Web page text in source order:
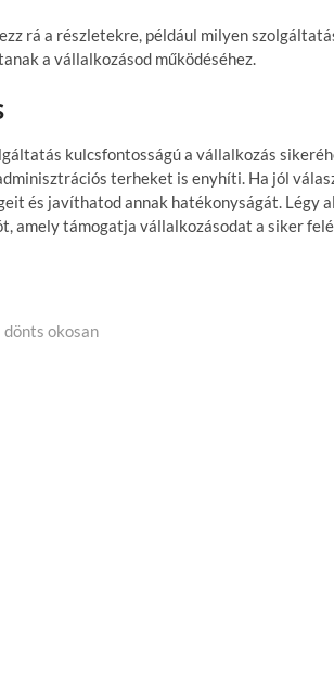
rá a részletekre, például milyen
a vállalkozásod működéséhez.
kulcsfontosságú a vállalkozás
terheket is enyhíti. Ha jól
és javíthatod annak hatékonyságát. Légy
amely támogatja vállalkozásodat a siker
okosan